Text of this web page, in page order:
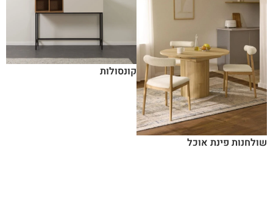
שולחנות פינת אוכל
קונסולות